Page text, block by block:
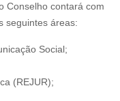
Conselho contará com
seguintes áreas:
Social;
(REJUR);